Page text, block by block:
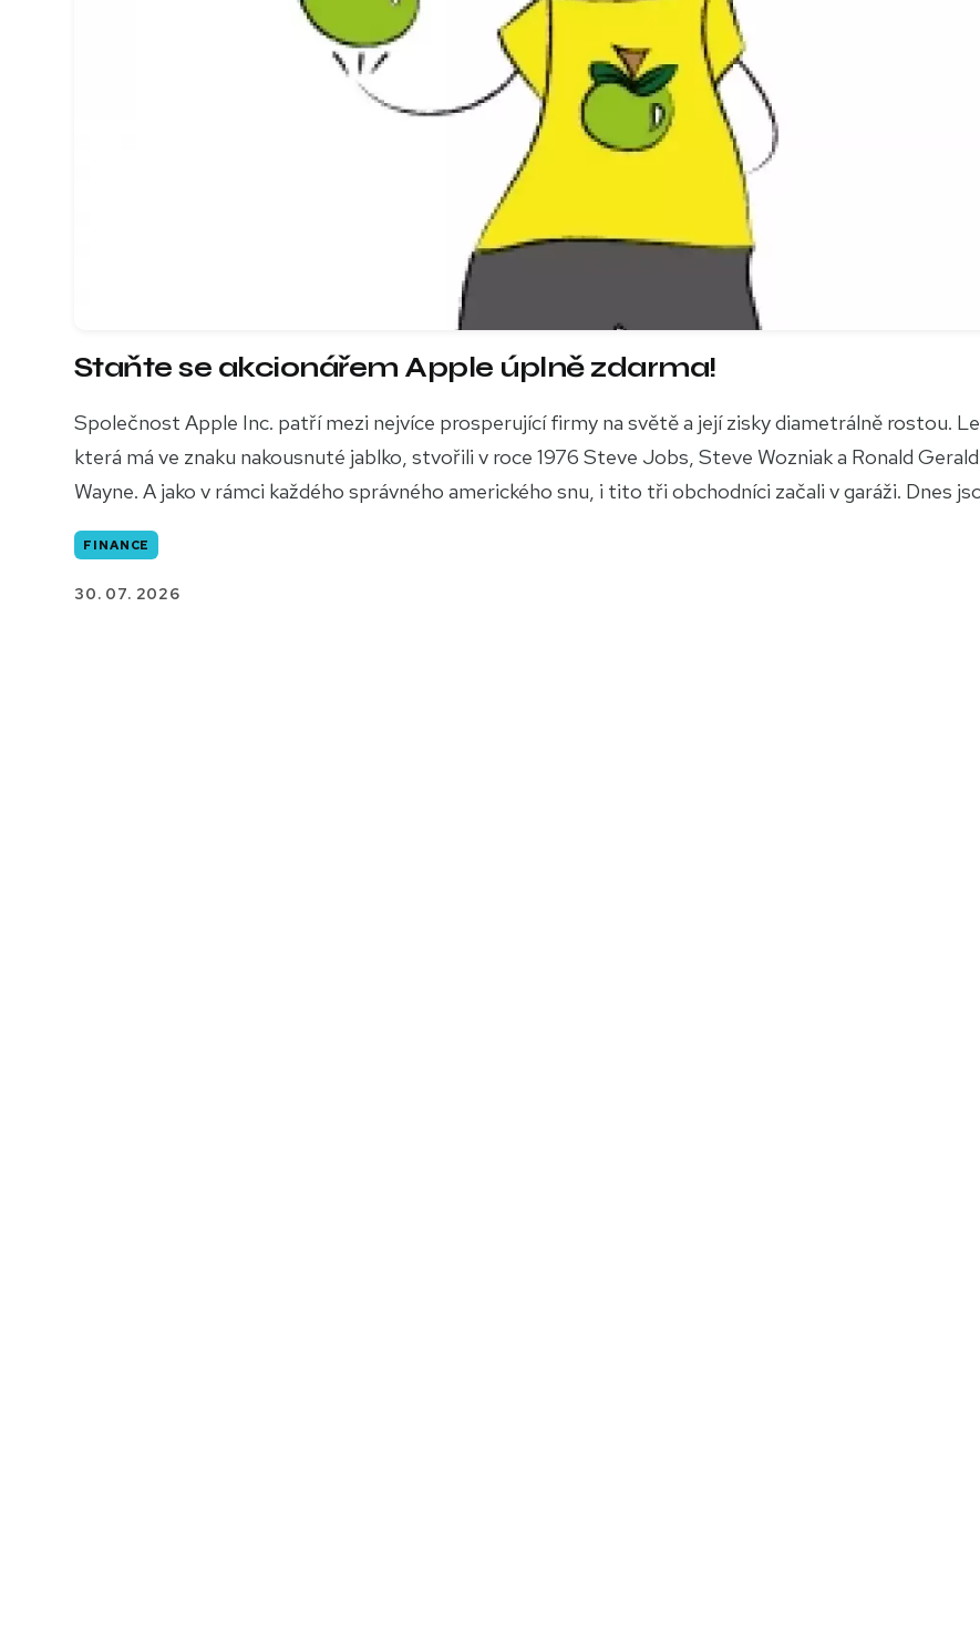
Staňte se akcionářem Apple úplně zdarma!
Společnost Apple Inc. patří mezi nejvíce prosperující firmy na světě a její zisky diametrálně rostou.
která má ve znaku nakousnuté jablko, stvořili v roce 1976 Steve Jobs, Steve Wozniak a Ronald Gerald
Wayne. A jako v rámci každého správného amerického snu, i tito tři obchodníci začali v garáži. Dnes
FINANCE
30. 07. 2026